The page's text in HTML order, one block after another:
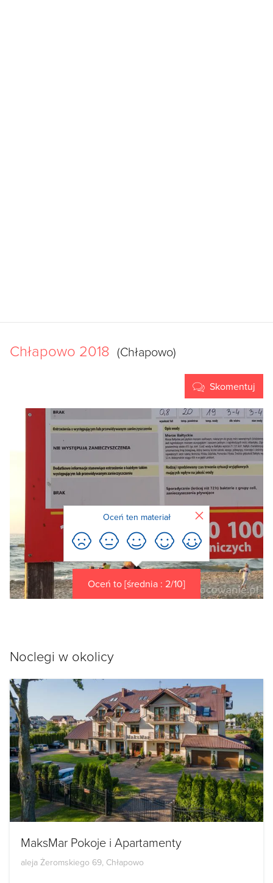
Chłapowo 2018 (Chłapowo)
Skomentuj
Oceń to [średnia : 2/10]
Oceń ten materiał Zamknij
Noclegi w okolicy
MaksMar Pokoje i Apartamenty
aleja Żeromskiego 69, Chłapowo